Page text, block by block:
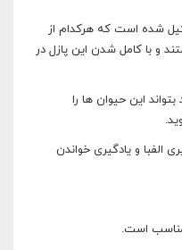
تشکیل شده است که هرکدام از
و با کامل شدن این پازل در
این حیوان ها را
و یادگیری خواندن